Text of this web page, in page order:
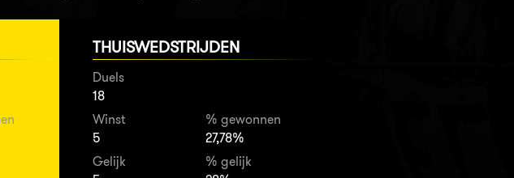
THUISWEDSTRIJDEN
Duels
18
Winst
5
% gewonnen
27,78%
Gelijk
% gelijk